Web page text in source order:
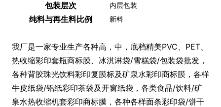
包装层次 内层包装
纯料与再生料比例 新料
我厂是一家专业生产各种高，中，底档精美PVC、PET、
热收缩彩印套瓶商标膜、冰淇淋袋/雪糕袋/包装袋批发，
各种背胶珠光饮料彩印复膜标及矿泉水彩印商标膜，各样
牛皮纸袋/铝纸彩印茶袋及开窗纸袋，各类食品/饮料/矿
泉水热收缩机套彩印商标膜，各种各样面条彩印袋/饼干